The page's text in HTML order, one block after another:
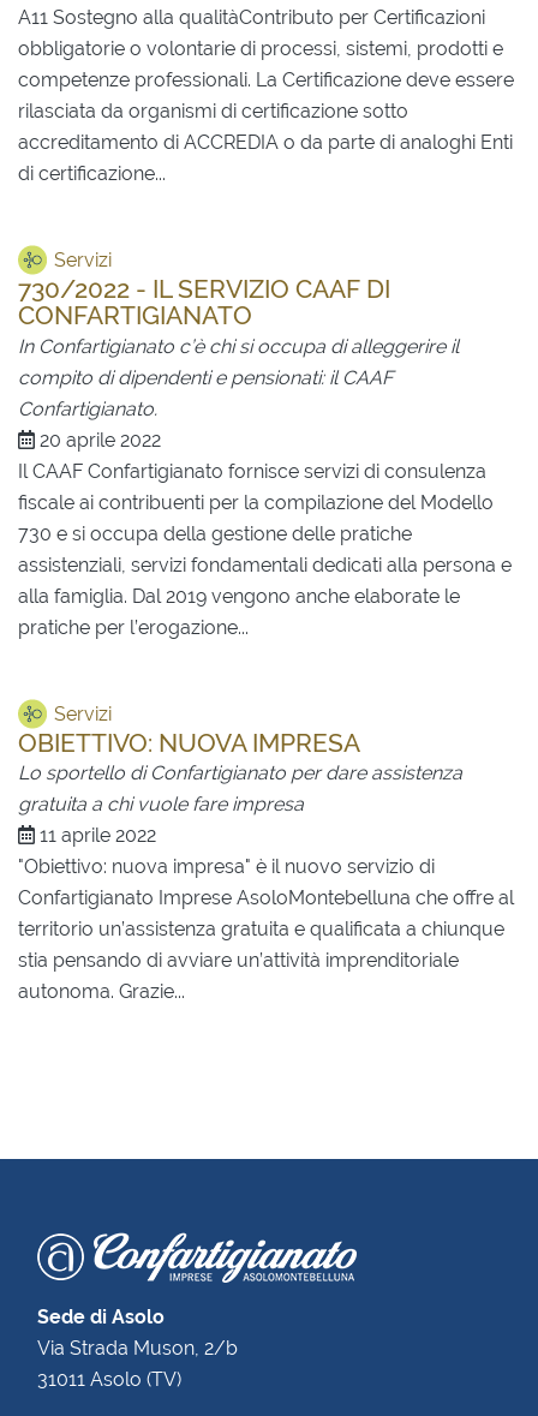
A11 Sostegno alla qualitàContributo per Certificazioni
obbligatorie o volontarie di processi, sistemi, prodotti e
competenze professionali. La Certificazione deve essere
rilasciata da organismi di certificazione sotto
accreditamento di ACCREDIA o da parte di analoghi Enti
di certificazione...
Servizi
730/2022 - IL SERVIZIO CAAF DI
CONFARTIGIANATO
In Confartigianato c’è chi si occupa di alleggerire il
compito di dipendenti e pensionati: il CAAF
Confartigianato.
20 aprile 2022
Il CAAF Confartigianato fornisce servizi di consulenza
fiscale ai contribuenti per la compilazione del Modello
730 e si occupa della gestione delle pratiche
assistenziali, servizi fondamentali dedicati alla persona e
alla famiglia. Dal 2019 vengono anche elaborate le
pratiche per l’erogazione...
Servizi
OBIETTIVO: NUOVA IMPRESA
Lo sportello di Confartigianato per dare assistenza
gratuita a chi vuole fare impresa
11 aprile 2022
"Obiettivo: nuova impresa" è il nuovo servizio di
Confartigianato Imprese AsoloMontebelluna che offre al
territorio un’assistenza gratuita e qualificata a chiunque
stia pensando di avviare un’attività imprenditoriale
autonoma. Grazie...
Sede di Asolo
Via Strada Muson, 2/b
31011 Asolo (TV)